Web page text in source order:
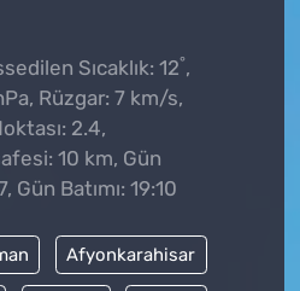
Sıcaklık: 12°,
Rüzgar: 7 km/s,
2.4,
10 km, Gün
Gün Batımı: 19:10
Afyonkarahisar